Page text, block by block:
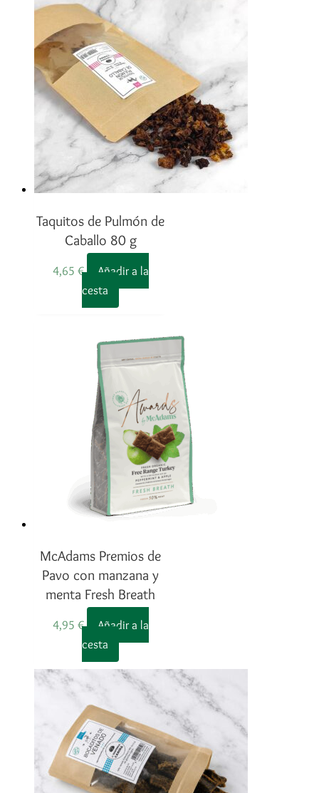
Taquitos de Pulmón de
Caballo 80 g
4,65 €
Añadir a la
cesta
McAdams Premios de
Pavo con manzana y
menta Fresh Breath
4,95 €
Añadir a la
cesta